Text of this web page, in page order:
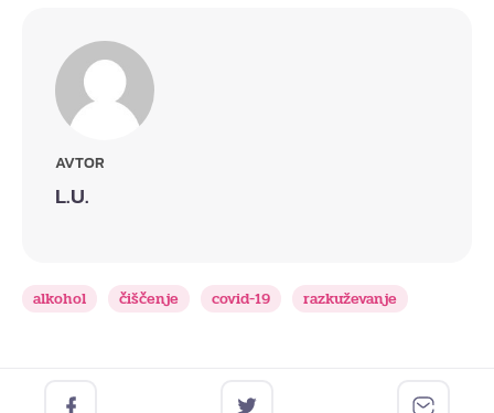
AVTOR
L.U.
alkohol čiščenje covid-19 razkuževanje